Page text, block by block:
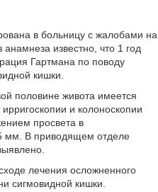
в больницу с жалобами на
известно, что 1 год
Гартмана по поводу
кишки.
половине живота имеется
и колоноскопии
просвета в
мм. В приводящем отделе
лечения осложненного
сигмовидной кишки.